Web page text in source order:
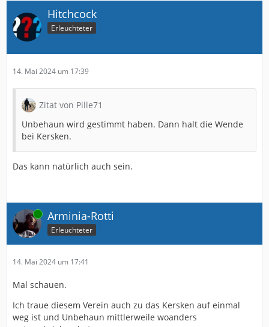
Hitchcock
Erleuchteter
14. Mai 2024 um 17:39
Zitat von Pille71
Unbehaun wird gestimmt haben. Dann halt die Wende
bei Kersken.
Das kann natürlich auch sein.
Online Arminia-Rotti
Erleuchteter
14. Mai 2024 um 17:41
Mal schauen.
Ich traue diesem Verein auch zu das Kersken auf einmal
weg ist und Unbehaun mittlerweile woanders